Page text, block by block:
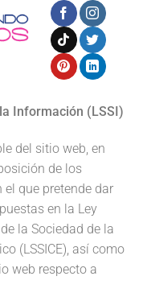
Información (LSSI)
del sitio web, en
de los
que pretende dar
en la Ley
la Sociedad de la
(LSSICE), así como
web respecto a